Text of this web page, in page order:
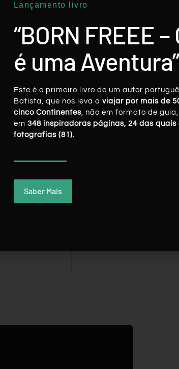
Lançamento livro
“BORN FREEE
é uma Aventura”
Este é o primeiro livro de um autor
Batista, que nos leva a viajar por mais de
cinco Continentes, não em formato de
em 348 inspiradoras páginas, 24 das quais
fotografias (81).
Saber Mais